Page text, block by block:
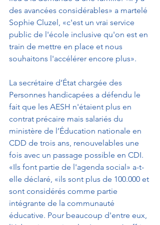
des avancées considérables» a martelé
Sophie Cluzel, «c'est un vrai service
public de l'école inclusive qu'on est en
train de mettre en place et nous
souhaitons l'accélérer encore plus».
La secrétaire d’État chargée des
Personnes handicapées a défendu le
fait que les AESH n'étaient plus en
contrat précaire mais salariés du
ministère de l’Éducation nationale en
CDD de trois ans, renouvelables une
fois avec un passage possible en CDI.
«Ils font partie de l'agenda social» a-t-
elle déclaré, «ils sont plus de 100.000 et
sont considérés comme partie
intégrante de la communauté
éducative. Pour beaucoup d'entre eux,